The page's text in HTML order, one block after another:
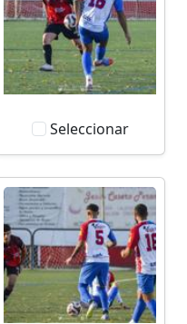
Seleccionar